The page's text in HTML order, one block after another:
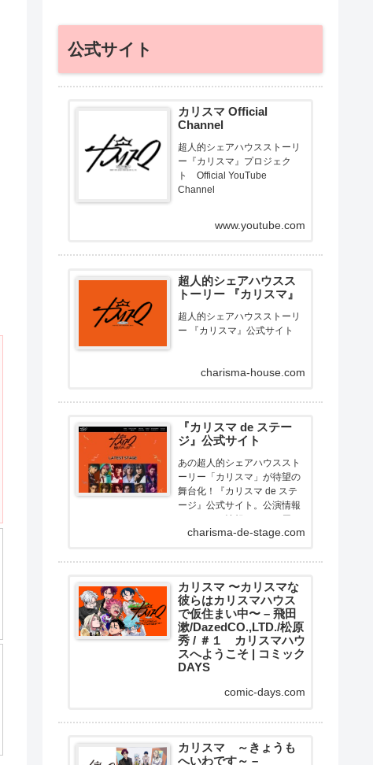
公式サイト
カリスマ Official
Channel
超人的シェアハウスストーリ
ー『カリスマ』プロジェク
ト Official YouTube
Channel
www.youtube.com
超人的シェアハウスス
トーリー 『カリスマ』
超人的シェアハウスストーリ
ー 『カリスマ』公式サイト
charisma-house.com
『カリスマ de ステー
ジ』公式サイト
あの超人的シェアハウススト
ーリー「カリスマ」が待望の
舞台化！『カリスマ de ステ
ージ』公式サイト。公演情報
します。
charisma-de-stage.com
カリスマ 〜カリスマな
彼らはカリスマハウス
で仮住まい中〜 – 飛田
漱/DazedCO.,LTD./松原
秀 / ＃１ カリスマハウ
スへようこそ | コミック
DAYS
大人気二次元キャラクターコ
ハウス。今日もカリスマな彼
らは己の中のカリスマ性を
comic-days.com
カリスマ ～きょうも
へいわです～ –